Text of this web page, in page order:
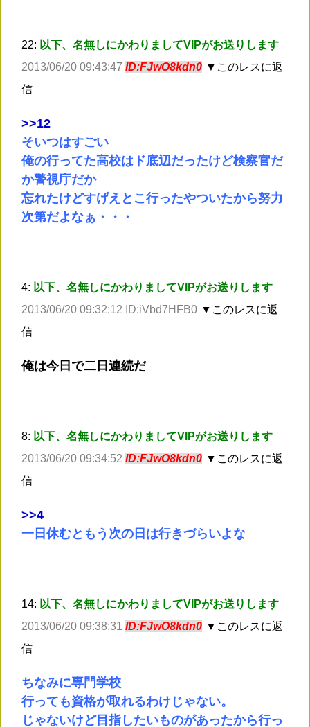
22: 以下、名無しにかわりましてVIPがお送りします
2013/06/20 09:43:47 ID:FJwO8kdn0 ▼このレスに返
信
>>12
そいつはすごい
俺の行ってた高校はド底辺だったけど検察官だ
か警視庁だか
忘れたけどすげえとこ行ったやついたから努力
次第だよなぁ・・・
4: 以下、名無しにかわりましてVIPがお送りします
2013/06/20 09:32:12 ID:iVbd7HFB0 ▼このレスに返
信
俺は今日で二日連続だ
8: 以下、名無しにかわりましてVIPがお送りします
2013/06/20 09:34:52 ID:FJwO8kdn0 ▼このレスに返
信
>>4
一日休むともう次の日は行きづらいよな
14: 以下、名無しにかわりましてVIPがお送りします
2013/06/20 09:38:31 ID:FJwO8kdn0 ▼このレスに返
信
ちなみに専門学校
行っても資格が取れるわけじゃない。
じゃないけど目指したいものがあったから行っ